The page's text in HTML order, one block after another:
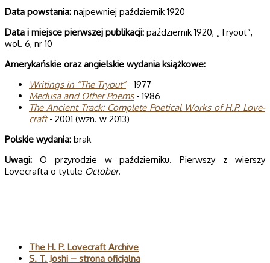
Data powsta­nia: najpewniej październik 1920
Data i miej­sce pierw­szej publi­ka­cji: październik 1920, „Tryout”,
wol. 6, nr 10
Ame­ry­kań­skie oraz angiel­skie wyda­nia książkowe:
Wri­tings in “The Try­out”- 1977
Medusa and Other Poems - 1986
The Ancient Track: Com­plete Poeti­cal Works of H.P. Love­
craft- 2001 (wzn. w 2013)
Pol­skie wydania: brak
Uwagi: O przyrodzie w październiku. Pierwszy z wierszy
Lovecrafta o tytule October.
The H. P. Lovecraft Archive
S. T. Joshi – strona oficjalna